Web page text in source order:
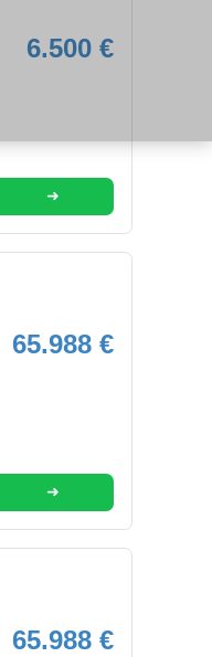
6.500 €
➜
65.988 €
➜
65.988 €